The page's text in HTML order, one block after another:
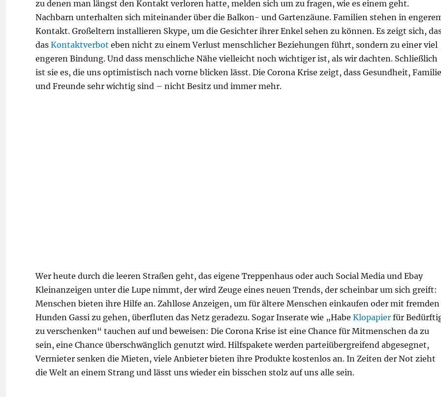
zu denen man längst den Kontakt verloren hatte, melden sich um zu fragen, wie es einem geht.
Nachbarn unterhalten sich miteinander über die Balkon- und Gartenzäune. Familien stehen in
Kontakt. Großeltern installieren Skype, um die Gesichter ihrer Enkel sehen zu können. Es zeigt sich,
das Kontaktverbot eben nicht zu einem Verlust menschlicher Beziehungen führt, sondern zu einer viel
engeren Bindung. Und dass menschliche Nähe vielleicht noch wichtiger ist, als wir dachten. Schließlich
ist sie es, die uns optimistisch nach vorne blicken lässt. Die Corona Krise zeigt, dass Gesundheit, Familie
und Freunde sehr wichtig sind – nicht Besitz und immer mehr.
Wer heute durch die leeren Straßen geht, das eigene Treppenhaus oder auch Social Media und Ebay
Kleinanzeigen unter die Lupe nimmt, der wird Zeuge eines neuen Trends, der scheinbar um sich greift:
Menschen bieten ihre Hilfe an. Zahllose Anzeigen, um für ältere Menschen einkaufen oder mit fremden
Hunden Gassi zu gehen, überfluten das Netz geradezu. Sogar Inserate wie „Habe Klopapier für
zu verschenken“ tauchen auf und beweisen: Die Corona Krise ist eine Chance für Mitmenschen da zu
sein, eine Chance überschwänglich genutzt wird. Hilfspakete werden parteiübergreifend abgesegnet,
Vermieter senken die Mieten, viele Anbieter bieten ihre Produkte kostenlos an. In Zeiten der Not zieht
die Welt an einem Strang und lässt uns wieder ein bisschen stolz auf uns alle sein.